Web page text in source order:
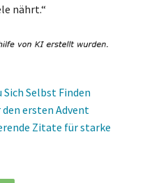
nährt.“
Selbst Finden
den ersten Advent
Zitate für starke